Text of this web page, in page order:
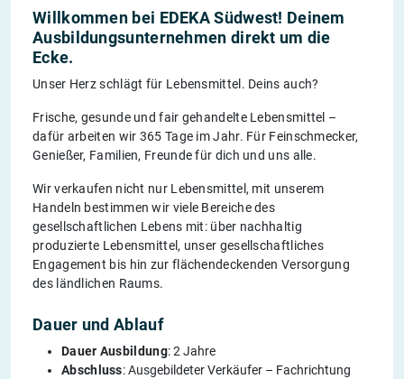
Willkommen bei EDEKA Südwest! Deinem
Ausbildungsunternehmen direkt um die
Ecke.
Unser Herz schlägt für Lebensmittel. Deins auch?
Frische, gesunde und fair gehandelte Lebensmittel –
dafür arbeiten wir 365 Tage im Jahr. Für Feinschmecker,
Genießer, Familien, Freunde für dich und uns alle.
Wir verkaufen nicht nur Lebensmittel, mit unserem
Handeln bestimmen wir viele Bereiche des
gesellschaftlichen Lebens mit: über nachhaltig
produzierte Lebensmittel, unser gesellschaftliches
Engagement bis hin zur flächendeckenden Versorgung
des ländlichen Raums.
Dauer und Ablauf
Dauer Ausbildung: 2 Jahre
Abschluss: Ausgebildeter Verkäufer – Fachrichtung